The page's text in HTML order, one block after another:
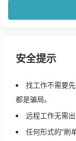
安全提示
找工作不需要
都是骗局。
远程工作无需
任何形式的"刷